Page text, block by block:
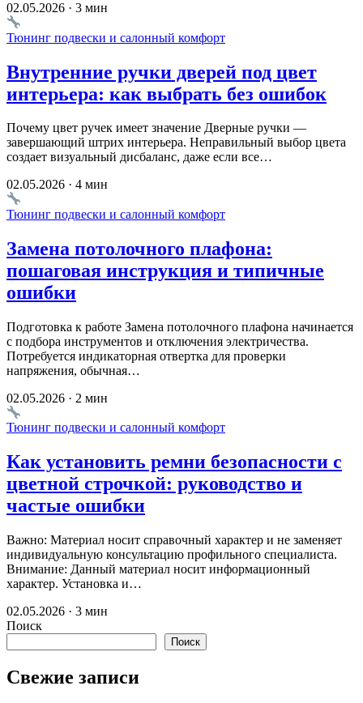
02.05.2026 · 3 мин
Тюнинг подвески и салонный комфорт
Внутренние ручки дверей под цвет
интерьера: как выбрать без ошибок
Почему цвет ручек имеет значение Дверные ручки —
завершающий штрих интерьера. Неправильный выбор цвета
создает визуальный дисбаланс, даже если все…
02.05.2026 · 4 мин
Тюнинг подвески и салонный комфорт
Замена потолочного плафона:
пошаговая инструкция и типичные
ошибки
Подготовка к работе Замена потолочного плафона начинается
с подбора инструментов и отключения электричества.
Потребуется индикаторная отвертка для проверки
напряжения, обычная…
02.05.2026 · 2 мин
Тюнинг подвески и салонный комфорт
Как установить ремни безопасности с
цветной строчкой: руководство и
частые ошибки
Важно: Материал носит справочный характер и не заменяет
индивидуальную консультацию профильного специалиста.
Внимание: Данный материал носит информационный
характер. Установка и…
02.05.2026 · 3 мин
Поиск
Поиск
Свежие записи